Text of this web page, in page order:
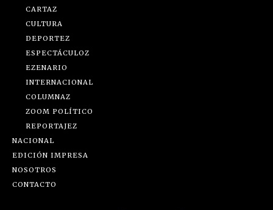
CARTAZ
CULTURA
DEPORTEZ
ESPECTÁCULOZ
EZENARIO
INTERNACIONAL
COLUMNAZ
ZOOM POLÍTICO
REPORTAJEZ
NACIONAL
EDICIÓN IMPRESA
NOSOTROS
CONTACTO